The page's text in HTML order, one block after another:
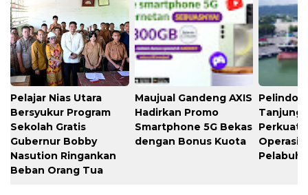
Pelajar Nias Utara
Bersyukur Program
Sekolah Gratis
Gubernur Bobby
Nasution Ringankan
Beban Orang Tua
Maujual Gandeng AXIS
Hadirkan Promo
Smartphone 5G Bekas
dengan Bonus Kuota
Pelindo
Tanjung
Perkuat